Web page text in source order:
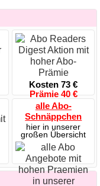
Kosten 73 €
Prämie 40 €
nur bis 16.08.26
alle Abo-
Schnäppchen
hier in unserer
großen Übersicht